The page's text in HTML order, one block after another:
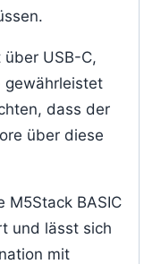
USB-C,
gewährleistet
dass der
über diese
M5Stack BASIC
und lässt sich
mit